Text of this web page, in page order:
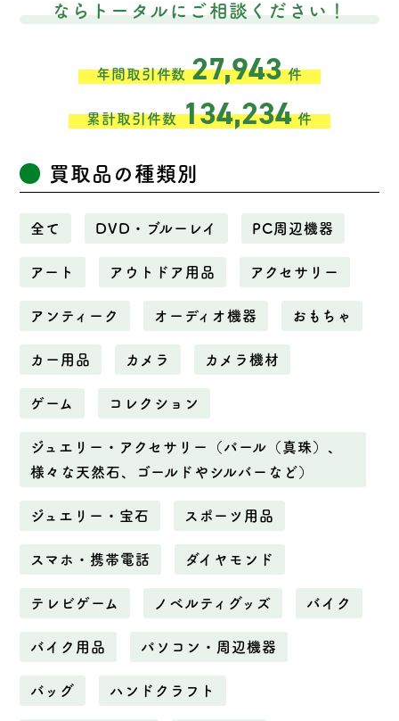
ならトータルにご相談ください！
年間取引件数27,943件
累計取引件数134,234件
買取品の種類別
全て DVD・ブルーレイ PC周辺機器
アート アウトドア用品 アクセサリー
アンティーク オーディオ機器 おもちゃ
カー用品 カメラ カメラ機材
ゲーム コレクション
ジュエリー・アクセサリー（パール（真珠）、
様々な天然石、ゴールドやシルバーなど）
ジュエリー・宝石 スポーツ用品
スマホ・携帯電話 ダイヤモンド
テレビゲーム ノベルティグッズ バイク
バイク用品 パソコン・周辺機器
バッグ ハンドクラフト